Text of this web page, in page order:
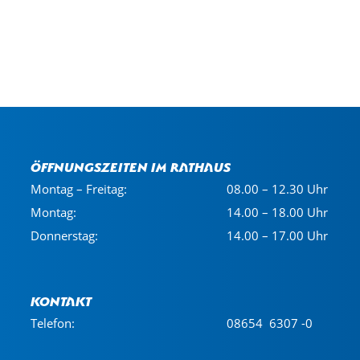
Öffnungszeiten im Rathaus
Montag – Freitag:
08.00 – 12.30 Uhr
Montag:
14.00 – 18.00 Uhr
Donnerstag:
14.00 – 17.00 Uhr
Kontakt
Telefon: 08654 6307 -0